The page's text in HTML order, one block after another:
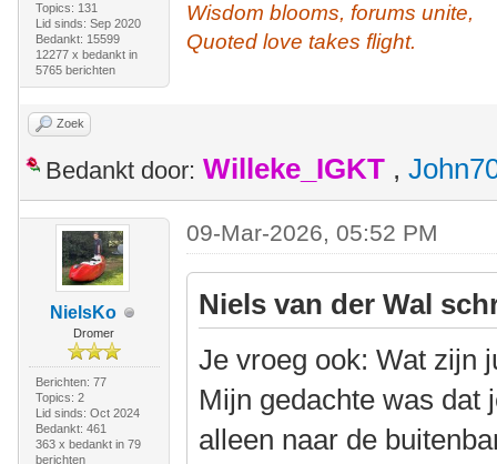
Topics: 131
Lid sinds: Sep 2020
Bedankt: 15599
12277 x bedankt in
5765 berichten
Wisdom blooms, forums unite,
Quoted love takes flight.
Zoek
Bedankt door: Willeke_IGKT ,
NielsKo
Dromer
Berichten: 77
Topics: 2
Lid sinds: Oct 2024
Bedankt: 461
363 x bedankt in 79
berichten
09-Mar-2026, 05:52 PM
Niels van der Wal
Je vroeg ook: Wat zijn
Mijn gedachte was dat
alleen naar de